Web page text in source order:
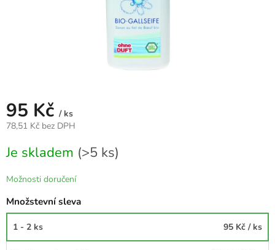
95 Kč / ks
78,51 Kč bez DPH
cena:
Je skladem (>5 ks)
Možnosti doručení
Množstevní sleva
1 - 2 ks 95 Kč / ks